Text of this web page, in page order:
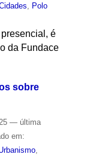
Polo
é
da Fundace
sobre
— última
em:
,